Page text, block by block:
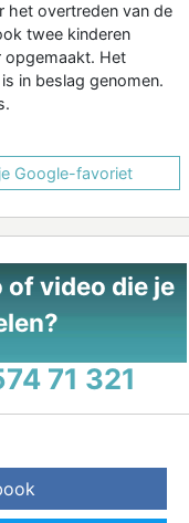
het overtreden van de
twee kinderen
opgemaakt. Het
in beslag genomen.
je Google-favoriet
of video die je
71 321